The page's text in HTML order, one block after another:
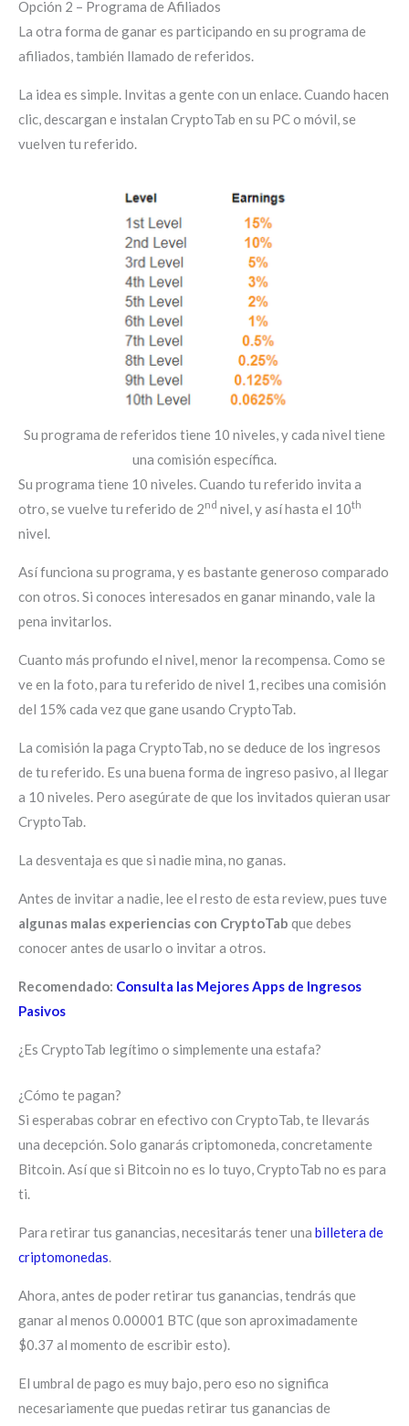
Opción 2 – Programa de Afiliados
La otra forma de ganar es participando en su programa de
afiliados, también llamado de referidos.
La idea es simple. Invitas a gente con un enlace. Cuando hacen
clic, descargan e instalan CryptoTab en su PC o móvil, se
vuelven tu referido.
Su programa de referidos tiene 10 niveles, y cada nivel tiene
una comisión específica.
Su programa tiene 10 niveles. Cuando tu referido invita a
otro, se vuelve tu referido de 2nd nivel, y así hasta el 10th
nivel.
Así funciona su programa, y es bastante generoso comparado
con otros. Si conoces interesados en ganar minando, vale la
pena invitarlos.
Cuanto más profundo el nivel, menor la recompensa. Como se
ve en la foto, para tu referido de nivel 1, recibes una comisión
del 15% cada vez que gane usando CryptoTab.
La comisión la paga CryptoTab, no se deduce de los ingresos
de tu referido. Es una buena forma de ingreso pasivo, al llegar
a 10 niveles. Pero asegúrate de que los invitados quieran usar
CryptoTab.
La desventaja es que si nadie mina, no ganas.
Antes de invitar a nadie, lee el resto de esta review, pues tuve
algunas malas experiencias con CryptoTab que debes
conocer antes de usarlo o invitar a otros.
Recomendado: Consulta las Mejores Apps de Ingresos
Pasivos
¿Es CryptoTab legítimo o simplemente una estafa?
¿Cómo te pagan?
Si esperabas cobrar en efectivo con CryptoTab, te llevarás
una decepción. Solo ganarás criptomoneda, concretamente
Bitcoin. Así que si Bitcoin no es lo tuyo, CryptoTab no es para
ti.
Para retirar tus ganancias, necesitarás tener una billetera de
criptomonedas
Ahora, antes de poder retirar tus ganancias, tendrás que
ganar al menos 0.00001 BTC (que son aproximadamente
$0.37 al momento de escribir esto).
El umbral de pago es muy bajo, pero eso no significa
necesariamente que puedas retirar tus ganancias de